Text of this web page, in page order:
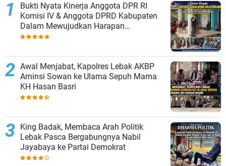
Bukti Nyata Kinerja Anggota DPR RI
Komisi IV & Anggota DPRD Kabupaten
Dalam Mewujudkan Harapan
Masyarakat
Awal Menjabat, Kapolres Lebak AKBP
Arninsi Sowan ke Ulama Sepuh Mama
KH Hasan Basri
King Badak, Membaca Arah Politik
Lebak Pasca Bergabungnya Nabil
Jayabaya ke Partai Demokrat